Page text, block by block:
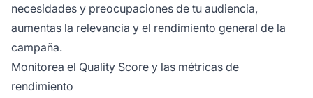
necesidades y preocupaciones de tu audiencia,
aumentas la relevancia y el rendimiento general de la
campaña.
Monitorea el Quality Score y las métricas de
rendimiento